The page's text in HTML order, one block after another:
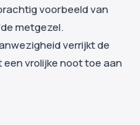
voorbeeld van
metgezel.
verrijkt de
vrolijke noot toe aan